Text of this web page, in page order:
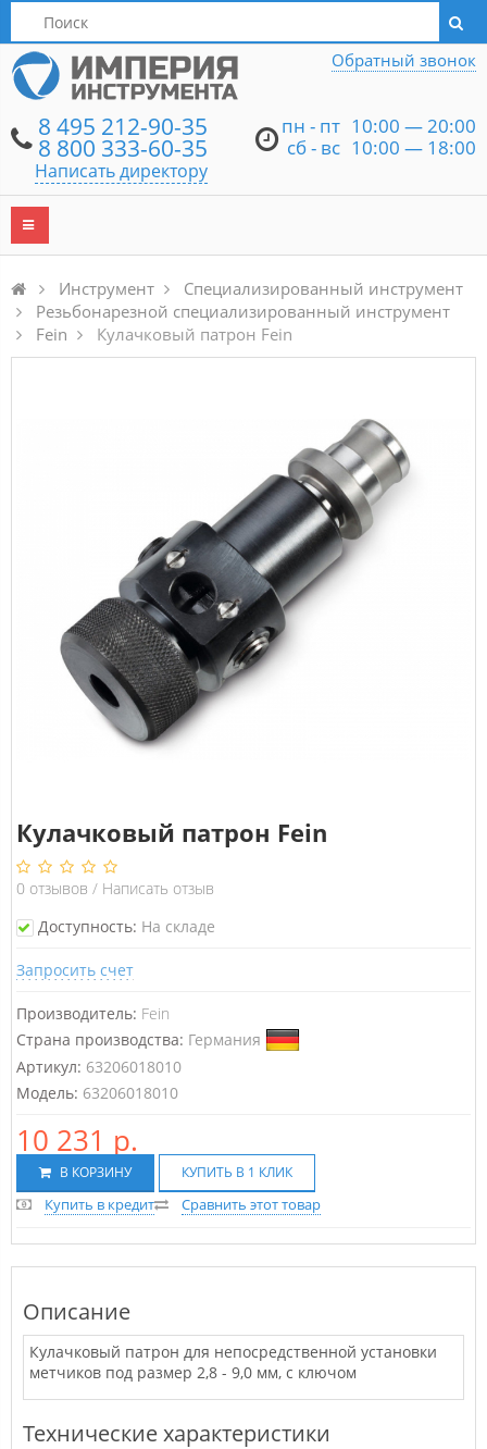
Написать директору
8 495 212-90-35
8 800 333-60-35
Написать директору
пн - пт 10:00 — 20:00
сб - вс 10:00 — 18:00
Обратный звонок
Инструмент
Специализированный инструмент
Резьбонарезной специализированный инструмент
Fein
Кулачковый патрон Fein
Кулачковый патрон Fein
0 отзывов / Написать отзыв
Доступность: На складе
Запросить счет
Производитель: Fein
Страна производства: Германия
Артикул: 63206018010
Модель: 63206018010
10 231 р.
В КОРЗИНУ КУПИТЬ В 1 КЛИК
Купить в кредит Сравнить этот товар
Описание
Кулачковый патрон для непосредственной установки
метчиков под размер 2,8 - 9,0 мм, с ключом
Teхнические характеристики